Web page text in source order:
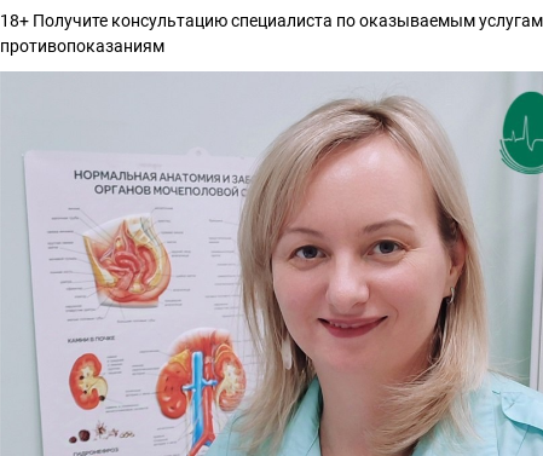
18+ Получите консультацию специалиста по оказываемым
противопоказаниям